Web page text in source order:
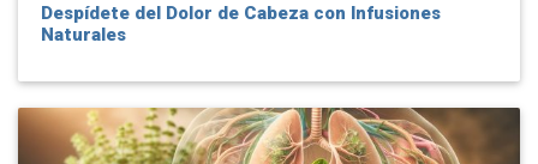
Despídete del Dolor de Cabeza con Infusiones
Naturales